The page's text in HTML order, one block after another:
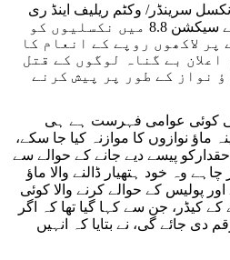
سرینڈر/ وکٹم ریلیف اینڈ ری
ہیبلیٹیشن پالیسی – 2025 کے سیکشن 8.8 میں نکسلیوں کو
پر لاکھوں روپے کے انعام کا
بے گناہ لوگوں کے قتل
نواز کے طور پر پیش کرنے
کی کوئی عوامی فہرست ہے ہی
ماؤ نوازوں کا موازنہ کیا جا سکے،
پیسے دیے جانے کے حوالے سے
وہ خود ہتھیار ڈالنے والا ماؤ
اور پولیس کے حوالے کرنے والا کوئی
جن سے کہا گیا تھا کہ اگر
دی جائے گی، نے بتایا کہ انہیں